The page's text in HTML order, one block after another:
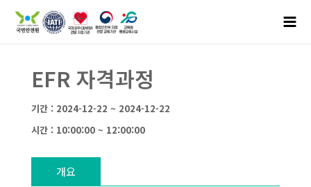
EFR 자격과정
기간 : 2024-12-22 ~ 2024-12-22
시간 : 10:00:00 ~ 12:00:00
개요